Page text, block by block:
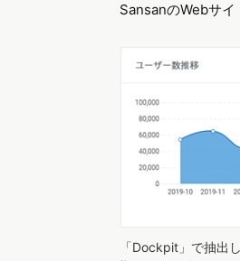
SansanのWebサイ
「Dockpit」で抽出